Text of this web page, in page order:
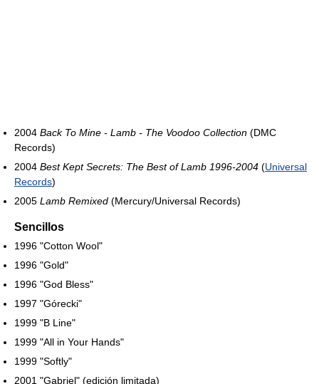
2004 Back To Mine - Lamb - The Voodoo Collection (DMC
Records)
2004 Best Kept Secrets: The Best of Lamb 1996-2004 (Universal
Records)
2005 Lamb Remixed (Mercury/Universal Records)
Sencillos
1996 "Cotton Wool"
1996 "Gold"
1996 "God Bless"
1997 "Górecki"
1999 "B Line"
1999 "All in Your Hands"
1999 "Softly"
2001 "Gabriel" (edición limitada)